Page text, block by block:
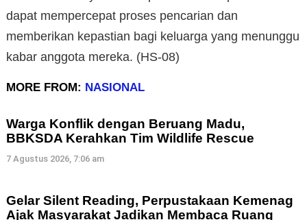
dapat mempercepat proses pencarian dan
memberikan kepastian bagi keluarga yang menunggu
kabar anggota mereka. (HS-08)
MORE FROM: NASIONAL
Warga Konflik dengan Beruang Madu,
BBKSDA Kerahkan Tim Wildlife Rescue
7 Agustus 2026, 7:06 am
Gelar Silent Reading, Perpustakaan Kemenag
Ajak Masyarakat Jadikan Membaca Ruang